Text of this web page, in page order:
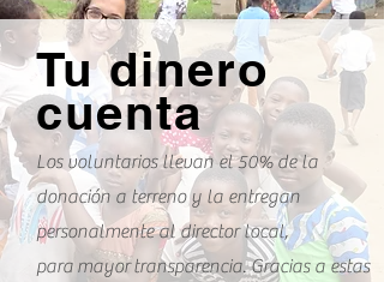
Tu dinero
cuenta
Los voluntarios llevan el 50% de la
donación a terreno y la entregan
personalmente al director local,
para mayor transparencia. Gracias a estas